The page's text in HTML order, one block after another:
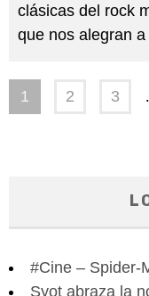
clásicas del rock
que nos alegran
1 2 3
#Cine – Spider-
Syot abraza la